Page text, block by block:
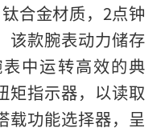
合金材质，2点钟
该款腕表动力储存
中运转高效的典
矩指示器，以读取
载功能选择器，呈